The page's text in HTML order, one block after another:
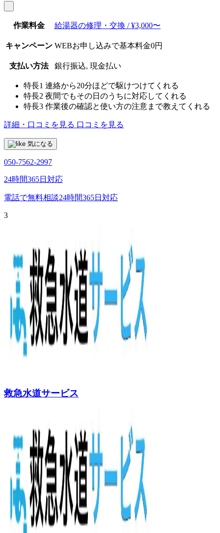
作業料金 給湯器の修理・交換 / ¥3,000〜
キャンペーン WEBお申し込みで基本料金0円
支払い方法 銀行振込, 現金払い
特長1 連絡から20分ほどで駆けつけてくれる
特長2 夜間でもその日のうちに対応してくれる
特長3 作業後の確認と使い方の注意まで教えてくれる
詳細・口コミを見る 口コミを見る
気になる
050-7562-2997
24時間365日対応
電話で無料相談24時間365日対応
3
救急水道サービス